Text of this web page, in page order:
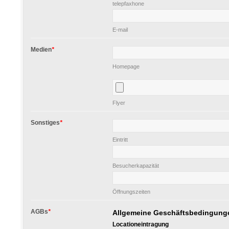
telepfaxhone
E-mail
Medien*
Homepage
Flyer
Sonstiges*
Eintritt
Besucherkapazität
Öffnungszeiten
AGBs* Allgemeine
Locationeintragung